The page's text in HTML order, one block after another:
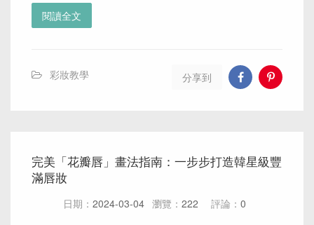
閱讀全文
彩妝教學 分享到
完美「花瓣唇」畫法指南：一步步打造韓星級豐
滿唇妝
日期： 2024-03-04 瀏覽： 222 評論： 0